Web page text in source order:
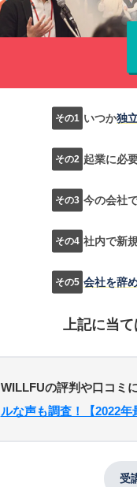
いつか独
起業に必
今の会社
社内で新
会社を辞
上記に当て
WILLFUの評判や口コミ
ルな声も調査！【2022年
受